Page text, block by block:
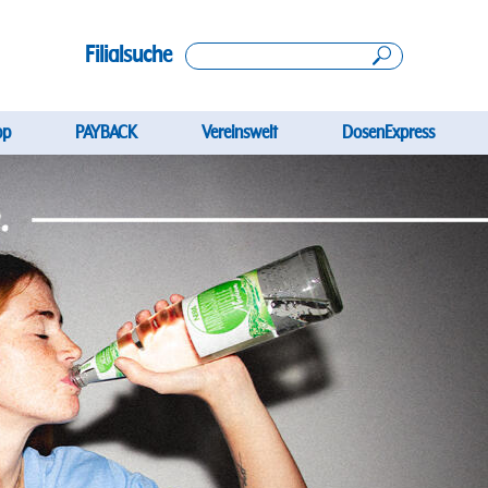
Filialsuche
PAYBACK Vereinswelt DosenExpress